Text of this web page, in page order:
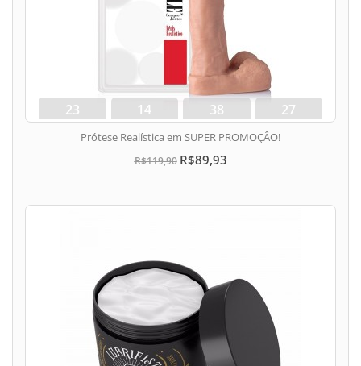
23
dias
14
hora
38
min
26
seg
Prótese Realística em SUPER PROMOÇÂO!
R$119,90 R$89,93